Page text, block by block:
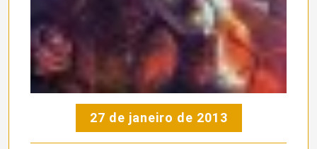
27 de janeiro de 2013